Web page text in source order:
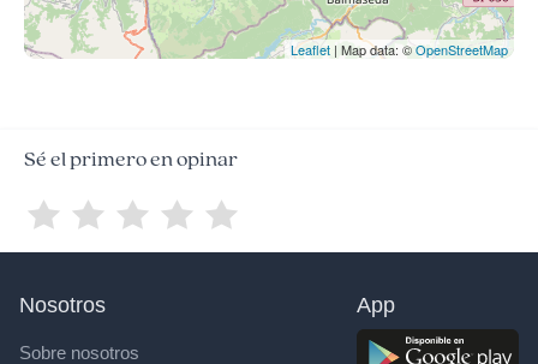
Leaflet | Map data: ©OpenStreetMap
Sé el primero en opinar
Nosotros
Sobre nosotros
App